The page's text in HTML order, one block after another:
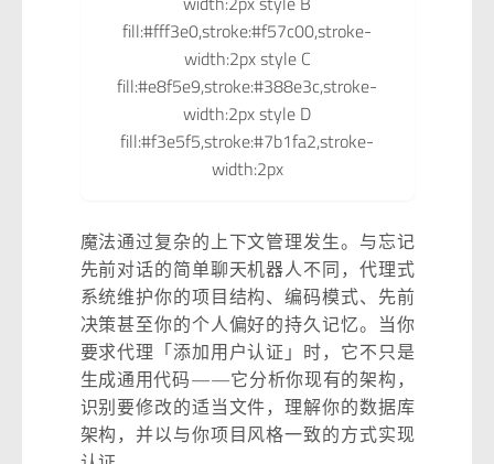
fill:#fff3e0,stroke:#f57c00,stroke-
width:2px style C
fill:#e8f5e9,stroke:#388e3c,stroke-
width:2px style D
fill:#f3e5f5,stroke:#7b1fa2,stroke-
width:2px
魔法通过复杂的上下文管理发生。与忘记
先前对话的简单聊天机器人不同，代理式
系统维护你的项目结构、编码模式、先前
决策甚至你的个人偏好的持久记忆。当你
要求代理「添加用户认证」时，它不只是
生成通用代码——它分析你现有的架构，
识别要修改的适当文件，理解你的数据库
架构，并以与你项目风格一致的方式实现